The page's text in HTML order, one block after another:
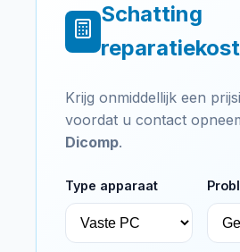
Schatting
Krijg onmiddellijk een
voordat u contact
Dicomp.
Type apparaat